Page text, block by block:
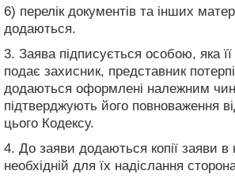
6) перелік документів та інших
додаються.
3. Заява підписується особою, яка
подає захисник, представник
додаються оформлені належним
підтверджують його повноваження
цього Кодексу.
4. До заяви додаються копії заяви в
необхідній для їх надіслання